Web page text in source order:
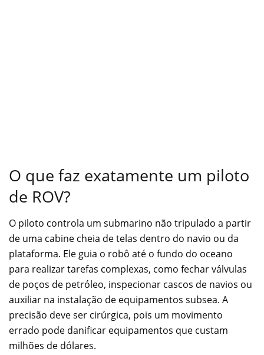
O que faz exatamente um piloto
de ROV?
O piloto controla um submarino não tripulado a partir
de uma cabine cheia de telas dentro do navio ou da
plataforma. Ele guia o robô até o fundo do oceano
para realizar tarefas complexas, como fechar válvulas
de poços de petróleo, inspecionar cascos de navios ou
auxiliar na instalação de equipamentos subsea. A
precisão deve ser cirúrgica, pois um movimento
errado pode danificar equipamentos que custam
milhões de dólares.